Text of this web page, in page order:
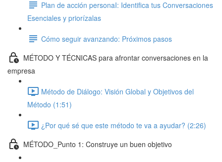
Plan de acción personaI: Identifica tus Conversaciones
Esenciales y priorízalas
Cómo seguir avanzando: Próximos pasos
MÉTODO Y TÉCNICAS para afrontar conversaciones en la
empresa
Método de Diálogo: Visión Global y Objetivos del
Método (1:51)
¿Por qué sé que este método te va a ayudar? (2:26)
MÉTODO_Punto 1: Construye un buen objetivo